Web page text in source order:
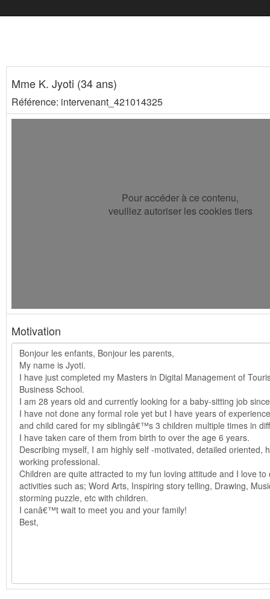
Mme K. Jyoti (34 ans)
Référence: intervenant_421014325
Pour accéder à ce contenu,
veuillez autoriser les cookies tiers
Motivation